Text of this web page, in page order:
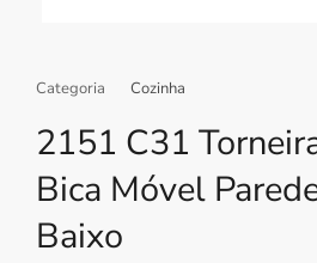
Categoria Cozinha
2151 C31
Bica Móvel
Baixo